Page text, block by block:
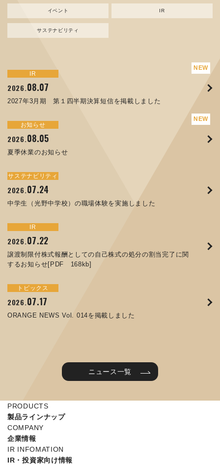
イベント IR
サステナビリティ
IR
2026.08.07
2027年3月期 第１四半期決算短信を掲載しました
お知らせ
2026.08.05
夏季休業のお知らせ
サステナビリティ
2026.07.24
中学生（光野中学校）の職場体験を実施しました
IR
2026.07.22
譲渡制限付株式報酬としての自己株式の処分の割当完了に関
するお知らせ[PDF 168kb]
トピックス
2026.07.17
ORANGE NEWS Vol. 014を掲載しました
新規事業
2024.04.10
資源ごみAI 自動選別機 販売開始のお知らせ
お知らせ
2026.08.05
夏季休業のお知らせ
お知らせ
2025.11.17
コラムを更新しました：MECT2025(メカトロテックジャパ
お知らせ
2025. 09.02
お知らせ
2025.05.29
コラムを更新しました：MEX金沢2025(第61回機械工業見本
お知らせ
2025.05.15
トピックス
2026.07.17
ORANGE NEWS Vol. 014を掲載しました
トピックス
2026.04.17
ORANGE NEWS Vol. 013を掲載しました
トピックス
2025.10.01
高松流技Vol.25を掲載しました
トピックス
2025.09.10
ORANGE NEWS Vol. 011を掲載しました
2025.07.31
ORANGE NEWS Vol. 010を掲載しました
イベント
2026.04.03
MEX金沢2026 出展のご案内 ※終了しました
イベント
2025.08.29
MECT 2025 出展のご案内 ※終了しました
イベント
2025.04.16
MEX金沢2025 出展のご案内 ※終了しました
イベント
2024.09.26
JIMTOF2024 出展のご案内 ※終了しました
2024.05.13
MEX金沢2024 学生向け会社説明コーナー予約のご案内 ※
終了しました
IR
2026.08.07
2027年3月期 第１四半期決算短信を掲載しました
IR
2026.07.22
譲渡制限付株式報酬としての自己株式の処分の割当完了に関
IR
2026. 07.07
IR
2026.07.01
コーポレートガバナンス報告書を更新しました
IR
2026.06.26
第65回定時株主総会のご報告を掲載しました
サステナビリティ
2026.07.24
中学生（光野中学校）の職場体験を実施しました
サステナビリティ
2026.06.12
人材戦略を策定しました
サステナビリティ
2026.03.26
「健康経営優良法人２０２６（大規模法人部門）」に認定さ
サステナビリティ
2025.12.09
令和７年度石川県ワークライフバランス企業知事表彰「優良
サステナビリティ
2025.12.04
ニュース一覧
PRODUCTS
製品ラインナップ
COMPANY
企業情報
IR INFOMATION
IR・投資家向け情報